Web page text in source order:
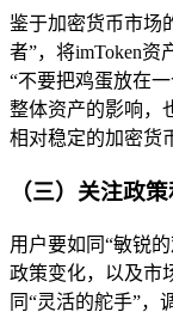
鉴于加密货币市场
者”，将imToken资
“不要把鸡蛋放在
整体资产的影响，
相对稳定的加密货
（三）关注政
用户要如同“敏锐
政策变化，以及市
同“灵活的舵手”，